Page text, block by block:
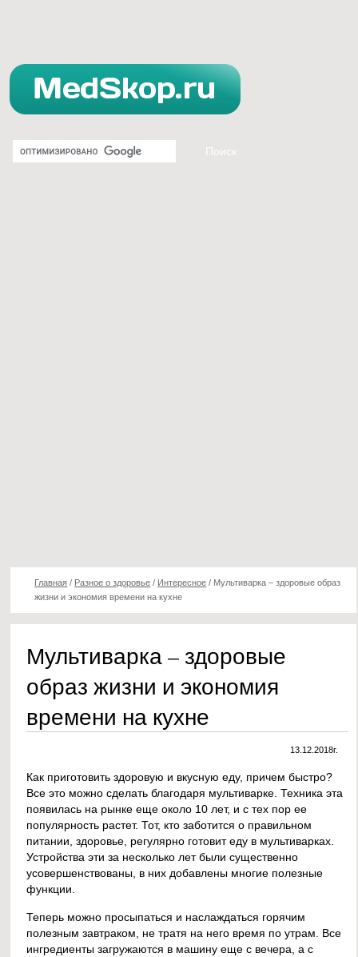
Главная / Разное о здоровье / Интересное / Мультиварка – здоровые образ
жизни и экономия времени на кухне
Мультиварка – здоровые
образ жизни и экономия
времени на кухне
13.12.2018г.
Как приготовить здоровую и вкусную еду, причем быстро?
Все это можно сделать благодаря мультиварке. Техника эта
появилась на рынке еще около 10 лет, и с тех пор ее
популярность растет. Тот, кто заботится о правильном
питании, здоровье, регулярно готовит еду в мультиварках.
Устройства эти за несколько лет были существенно
усовершенствованы, в них добавлены многие полезные
функции.
Теперь можно просыпаться и наслаждаться горячим
полезным завтраком, не тратя на него время по утрам. Все
ингредиенты загружаются в машину еще с вечера, а с